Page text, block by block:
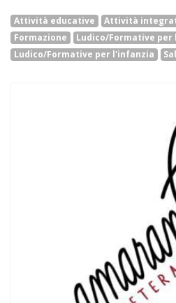
Attività educative
Attività
Formazione
Ludico/Formative per
Ludico/Formative per l'infanzia